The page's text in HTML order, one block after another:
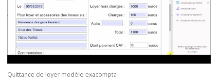
Quittance de loyer modèle exacompta